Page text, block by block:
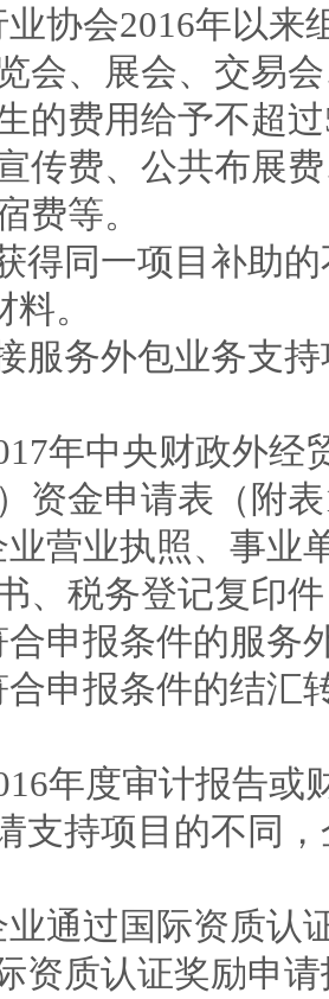
协会2016年以来
会、展会、交易
的费用给予不超
传费、公共布展
费等。
得同一项目补助
。
服务外包业务支
年中央财政外
资金申请表（附
业营业执照、事
、税务登记复印
合申报条件的服
合申报条件的结
年度审计报告
支持项目的不同
业通过国际资质认
资质认证奖励申